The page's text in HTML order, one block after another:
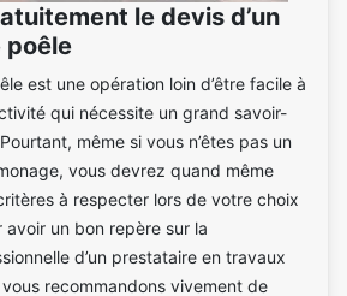
le devis d’un
poêle
est une opération loin d’être facile à
qui nécessite un grand savoir-
même si vous n’êtes pas un
vous devrez quand même
à respecter lors de votre choix
un bon repère sur la
d’un prestataire en travaux
recommandons vivement de